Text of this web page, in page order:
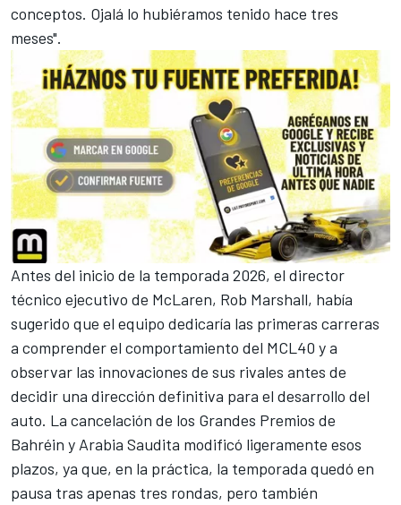
conceptos. Ojalá lo hubiéramos tenido hace tres
meses".
Antes del inicio de la temporada 2026, el director
técnico ejecutivo de McLaren, Rob Marshall, había
sugerido que el equipo dedicaría las primeras carreras
a comprender el comportamiento del MCL40 y a
observar las innovaciones de sus rivales antes de
decidir una dirección definitiva para el desarrollo del
auto. La cancelación de los Grandes Premios de
Bahréin y Arabia Saudita modificó ligeramente esos
plazos, ya que, en la práctica, la temporada quedó en
pausa tras apenas tres rondas, pero también